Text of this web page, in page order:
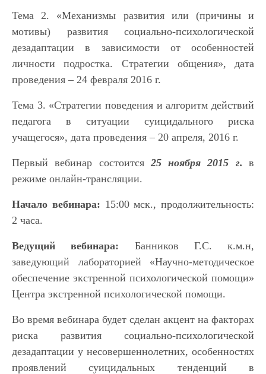
Тема 2. «Механизмы развития или (причины и
мотивы) развития социально-психологической
дезадаптации в зависимости от особенностей
личности подростка. Стратегии общения», дата
проведения – 24 февраля 2016 г.
Тема 3. «Стратегии поведения и алгоритм действий
педагога в ситуации суицидального риска
учащегося», дата проведения – 20 апреля, 2016 г.
Первый вебинар состоится 25 ноября 2015 г.
в
режиме онлайн-трансляции.
Начало вебинара: 15:00 мск., продолжительность:
2 часа.
Ведущий вебинара: Банников Г.С. к.м.н,
заведующий лабораторией «Научно-методическое
обеспечение экстренной психологической помощи»
Центра экстренной психологической помощи.
Во время вебинара будет сделан акцент на факторах
риска развития социально-психологической
дезадаптации у несовершеннолетних, особенностях
проявлений суицидальных тенденций в